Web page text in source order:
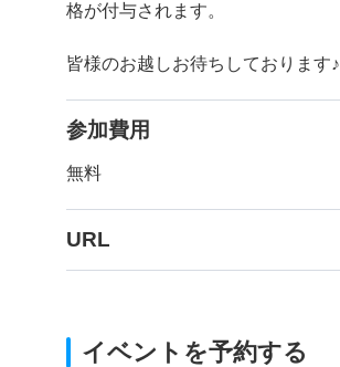
格が付与されます。
皆様のお越しお待ちしております♪
参加費用
無料
URL
イベントを予約する